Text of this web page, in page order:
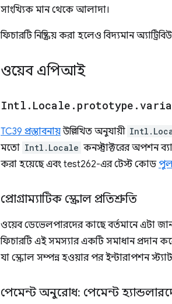
সাংখ্যিক মান থেকে আলাদা।
ফিচারটি নিষ্ক্রিয় করা হলেও বিদ্যমান
ওয়েব এপিআই
Intl . Locale . prototype .
TC39 প্রস্তাবনায়উল্লিখিত অনুযায়ী
মতো Intl.Locale কনস্ট্রাক্টরের অপশন
করা হয়েছে এবং test262-এর টেস্ট কোডপুল
প্রোগ্রাম্যাটিক স্ক্রোল প্রতিশ্রুতি
ওয়েব ডেভেলপারদের কাছে বর্তমানে এটা
ফিচারটি এই সমস্যার একটি সমাধান প্রদান
যা স্ক্রোল সম্পন্ন হওয়ার পর ইন্টারাপশন
পেমেন্ট অনুরোধ: পেমেন্ট